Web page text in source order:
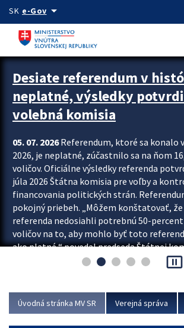
Preskocit na hlavný obsah
SK e-Govarrow_drop_down
Zastavit automatický posun upútavok
Desiate referendum v
neplatné, výsledky
volebná komisia
05. 07. 2026Referendum, ktoré sa konalo
2026, je neplatné, zúčastnilo sa na ňom
voličov. Oficiálne výsledky referenda
júla 2026 Štátna komisia pre voľby a
financovania politických strán.
pokojný priebeh. „Môžem konštatovať, že
referenda nedosiahli potrebnú 50-
voličov na to, aby mohlo byť toto
ako platné,“ povedal predseda Štátnej
a kontrolu financovania politických...
pause_presentation
Úvodná stránka MV SR Verejná správa